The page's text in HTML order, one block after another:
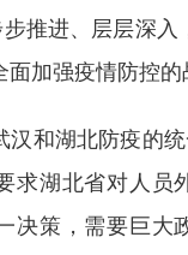
步推进、层层深
加强疫情防控的
和湖北防疫的统
求湖北省对人员
决策，需要巨大